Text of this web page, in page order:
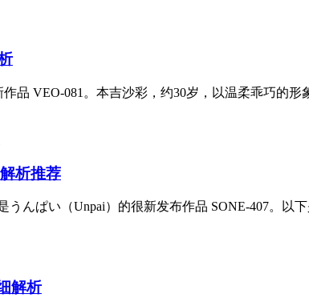
品 VEO-081。本吉沙彩，约30岁，以温柔乖巧的
析推荐
んぱい（Unpai）的很新发布作品 SONE-407。以
解析